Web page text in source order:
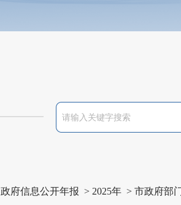
政府信息公开年报 > 2025年 > 市政府部